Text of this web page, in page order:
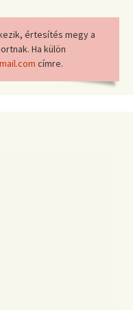
értesítés megy a
Ha külön
címre.